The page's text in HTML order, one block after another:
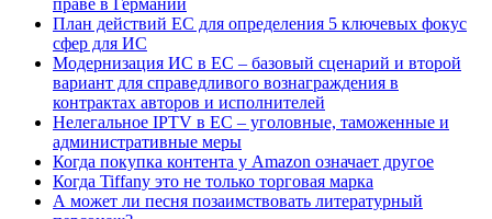
праве в Германии
План действий ЕС для определения 5 ключевых фокус
сфер для ИС
Модернизация ИС в ЕС – базовый сценарий и второй
вариант для справедливого вознаграждения в
контрактах авторов и исполнителей
Нелегальное IPTV в ЕС – уголовные, таможенные и
административные меры
Когда покупка контента у Amazon означает другое
Когда Tiffany это не только торговая марка
А может ли песня позаимствовать литературный